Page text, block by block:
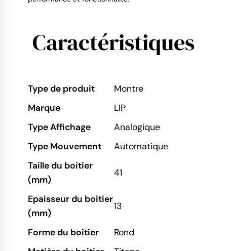
Caractéristiques
Type de produit
Montre
Marque
LIP
Type Affichage
Analogique
Type Mouvement
Automatique
Taille du boitier
(mm)
41
Epaisseur du boitier
(mm)
13
Forme du boitier
Rond